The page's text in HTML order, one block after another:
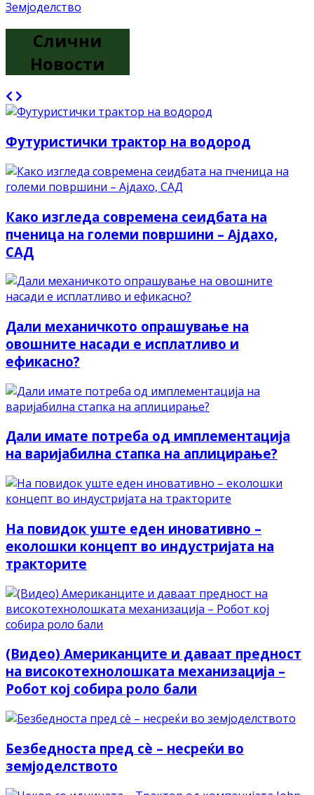
Земјоделство
Слични
Новости
Футуристички трактор на водород
Како изгледа современа сеидбата на
пченица на големи површини – Ајдахо,
САД
Дали механичкото опрашување на
овошните насади е исплатливо и
ефикасно?
Дали имате потреба од имплементација
на варијабилна стапка на аплицирање?
На повидок уште еден иновативно –
еколошки концепт во индустријата на
тракторите
(Видео) Американците и даваат предност
на високотехнолошката механизација –
Робот кој собира роло бали
Безбедноста пред сè – несреќи во
земјоделството